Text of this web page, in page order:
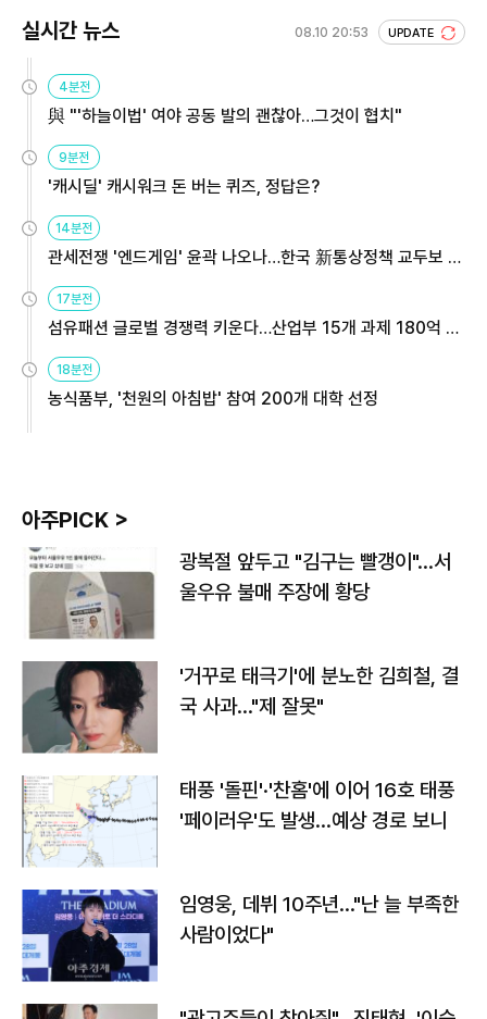
실시간 뉴스 08.10 20:53 UPDATE
4분전
與 "'하늘이법' 여야 공동 발의 괜찮아…그것이 협치"
9분전
'캐시딜' 캐시워크 돈 버는 퀴즈, 정답은?
14분전
관세전쟁 '엔드게임' 윤곽 나오나…한국 新통상정책 교두보 활
17분전
섬유패션 글로벌 경쟁력 키운다…산업부 15개 과제 180억 지
18분전
농식품부, '천원의 아침밥' 참여 200개 대학 선정
아주PICK >
광복절 앞두고 "김구는 빨갱이"…서
울우유 불매 주장에 황당
'거꾸로 태극기'에 분노한 김희철, 결
국 사과…"제 잘못"
태풍 '돌핀'·'찬홈'에 이어 16호 태풍
'페이러우'도 발생…예상 경로 보니
임영웅, 데뷔 10주년…"난 늘 부족한
사람이었다"